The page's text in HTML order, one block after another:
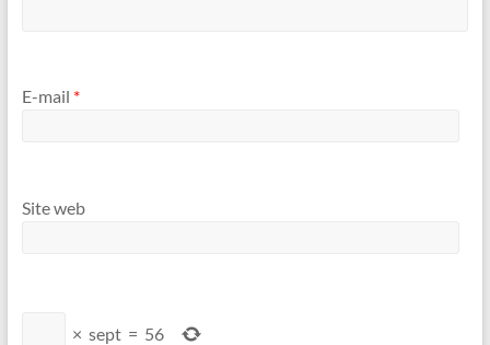
E-mail *
Site web
× sept = 56